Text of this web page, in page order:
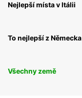
Nejlepší místa v Itálii
To nejlepší z Německa
Všechny země